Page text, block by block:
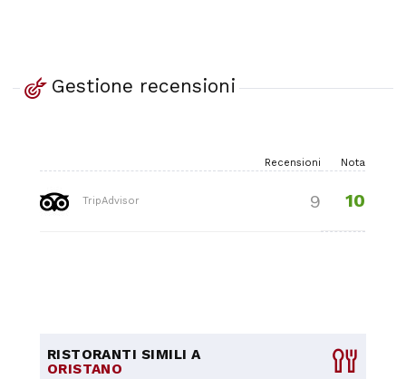
Gestione recensioni
Recensioni Nota
TripAdvisor 9 10
RISTORANTI SIMILI A
ORISTANO